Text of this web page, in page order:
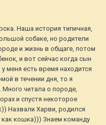
Наша история типичная,
собаке, но родители
и жизнь в общаге, потом
и вот сейчас когда сын
меня есть время находится
в течении дня, то я
читала о породе,
и спустя некоторое
Назвали Харви, родился
как кошка))) Знаем команду